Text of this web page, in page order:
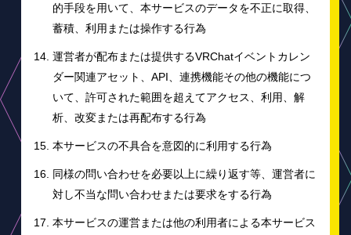
的手段を用いて、本サービスのデータを不正に取得、
蓄積、利用または操作する行為
運営者が配布または提供するVRChatイベントカレン
ダー関連アセット、API、連携機能その他の機能につ
いて、許可された範囲を超えてアクセス、利用、解
析、改変または再配布する行為
本サービスの不具合を意図的に利用する行為
同様の問い合わせを必要以上に繰り返す等、運営者に
対し不当な問い合わせまたは要求をする行為
本サービスの運営または他の利用者による本サービス